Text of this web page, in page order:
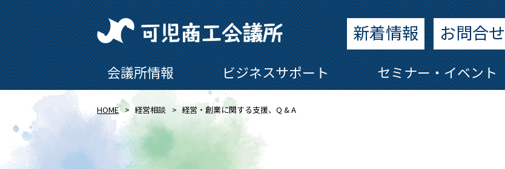
新着情報 お問合せ
会議所情報 ビジネスサポート セミナー・イベント
HOME 経営相談 経営・創業に関する支援、Q & A